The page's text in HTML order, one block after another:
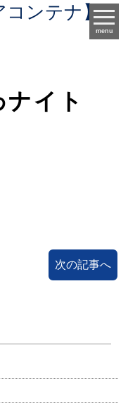
menu
イト
次の記事へ